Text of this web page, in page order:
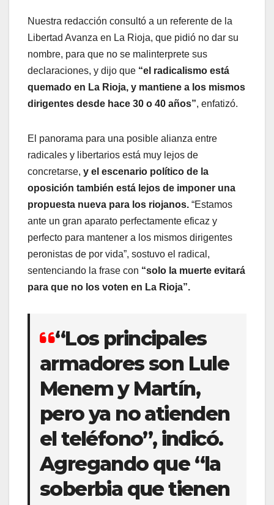
Nuestra redacción consultó a un referente de la
Libertad Avanza en La Rioja, que pidió no dar su
nombre, para que no se malinterprete sus
declaraciones, y dijo que “el radicalismo está
quemado en La Rioja, y mantiene a los mismos
dirigentes desde hace 30 o 40 años”, enfatizó.
El panorama para una posible alianza entre
radicales y libertarios está muy lejos de
concretarse, y el escenario político de la
oposición también está lejos de imponer una
propuesta nueva para los riojanos. “Estamos
ante un gran aparato perfectamente eficaz y
perfecto para mantener a los mismos dirigentes
peronistas de por vida”, sostuvo el radical,
sentenciando la frase con “solo la muerte evitará
para que no los voten en La Rioja”.
“Los principales
armadores son Lule
Menem y Martín,
pero ya no atienden
el teléfono”, indicó.
Agregando que “la
soberbia que tienen